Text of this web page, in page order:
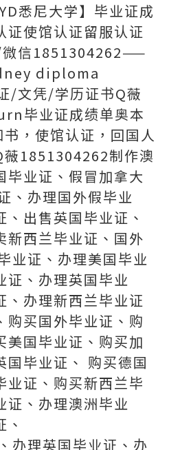
悉尼大学】毕业证成
证使馆认证留服认证
微信1851304262——
diploma
/文凭/学历证书Q薇
毕业证成绩单奥本
，使馆认证，回国人
薇1851304262制作澳
毕业证、假冒加拿大
、办理国外假毕业
出售英国毕业证、
新西兰毕业证、国外
业证、办理美国毕业
证、办理英国毕业
、办理新西兰毕业证
购买国外毕业证、购
美国毕业证、购买加
国毕业证、 购买德国
业证、购买新西兰毕
证、办理澳洲毕业
办理英国毕业证、办